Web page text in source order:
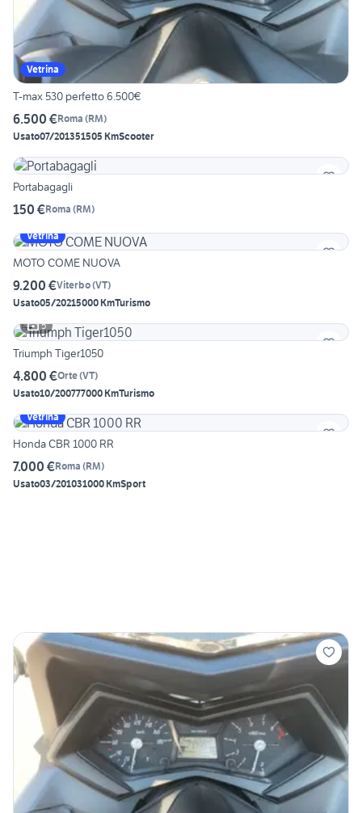
Vetrina
T-max 530 perfetto 6.500€
6.500 €Roma (RM)
Usato07/201351505 KmScooter
Portabagagli
150 €Roma (RM)
Vetrina
MOTO COME NUOVA
9.200 €Viterbo(VT)
Usato05/20215000 KmTurismo
5
Triumph Tiger1050
4.800 €Orte(VT)
Usato10/200777000 KmTurismo
Vetrina
Honda CBR 1000 RR
7.000 €Roma (RM)
Usato03/201031000 KmSport